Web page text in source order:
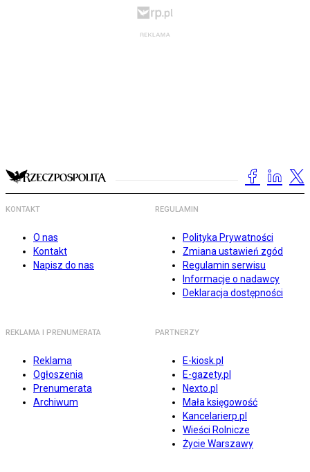
KONTAKT
O nas
Kontakt
Napisz do nas
REGULAMIN
Polityka Prywatności
Zmiana ustawień zgód
Regulamin serwisu
Informacje o nadawcy
Deklaracja dostępności
REKLAMA I PRENUMERATA
Reklama
Ogłoszenia
Prenumerata
Archiwum
PARTNERZY
E-kiosk.pl
E-gazety.pl
Nexto.pl
Mała księgowość
Kancelarierp.pl
Wieści Rolnicze
Życie Warszawy